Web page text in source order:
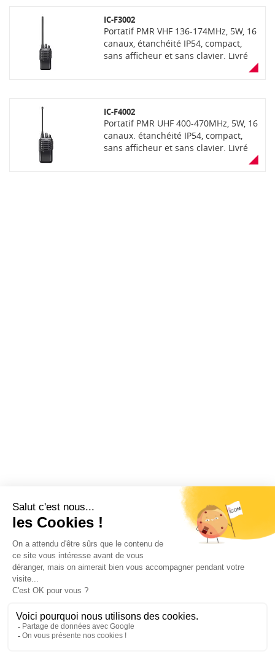
IC-F3002
Portatif PMR VHF 136-174MHz, 5W, 16
canaux, étanchéité IP54, compact,
sans afficheur et sans clavier. Livré
IC-F4002
Portatif PMR UHF 400-470MHz, 5W, 16
canaux. étanchéité IP54, compact,
sans afficheur et sans clavier. Livré
Restez informé !Abonnez-vous à la newsletter et recevez
toutes les actualités d’ICOM France
ÉVÉNEMENTS
RECRUTEMENT